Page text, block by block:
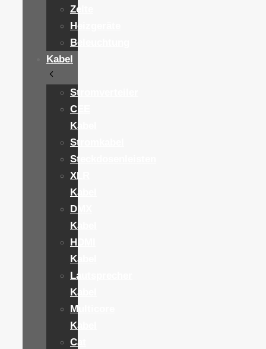
Zelte
Heizgeräte
Beleuchtung
Kabel
Stromverteiler
CEE
Kabel
Stromkabel
Steckdosenleisten
XLR
Kabel
DMX
Kabel
HDMI
Kabel
Lautsprecher
Kabel
Multicore
Kabel
Cat